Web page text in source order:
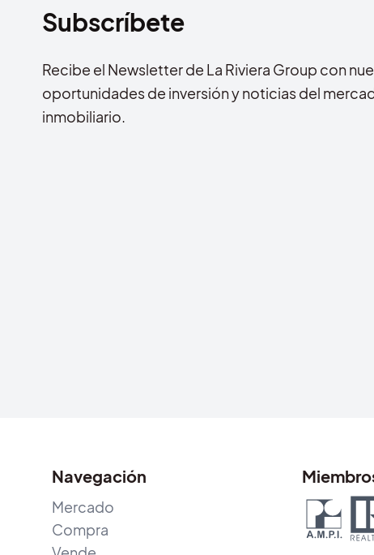
Subscríbete
Recibe el Newsletter de La Riviera Group con
oportunidades de inversión y noticias del
inmobiliario.
Navegación
Mercado
Compra